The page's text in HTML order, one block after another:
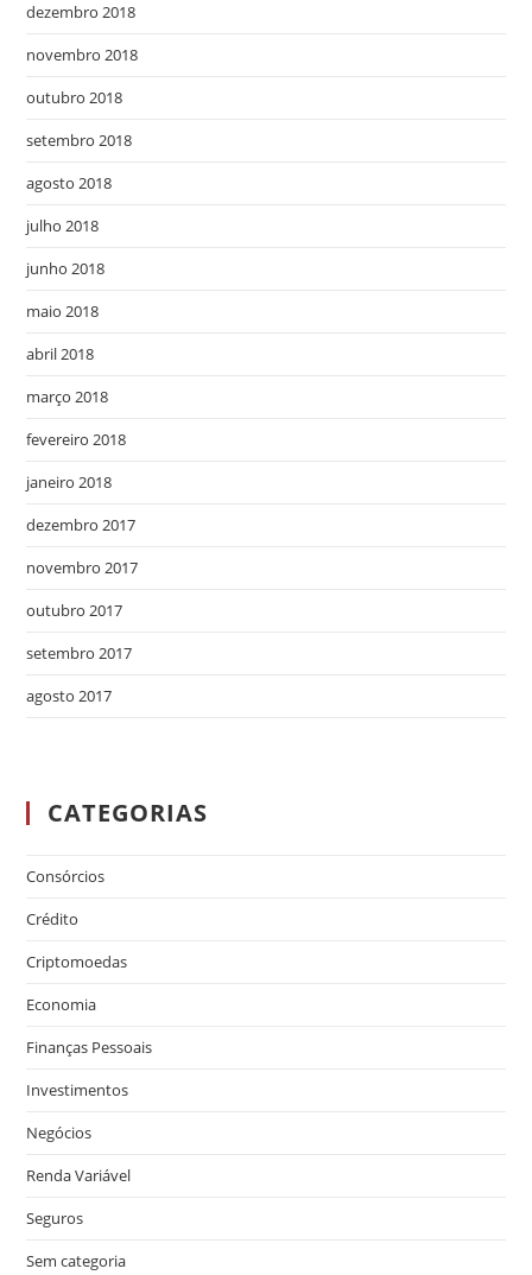
dezembro 2018
novembro 2018
outubro 2018
setembro 2018
agosto 2018
julho 2018
junho 2018
maio 2018
abril 2018
março 2018
fevereiro 2018
janeiro 2018
dezembro 2017
novembro 2017
outubro 2017
setembro 2017
agosto 2017
CATEGORIAS
Consórcios
Crédito
Criptomoedas
Economia
Finanças Pessoais
Investimentos
Negócios
Renda Variável
Seguros
Sem categoria